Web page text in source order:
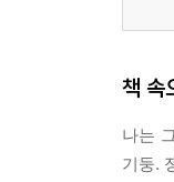
책 속
나는
기둥.